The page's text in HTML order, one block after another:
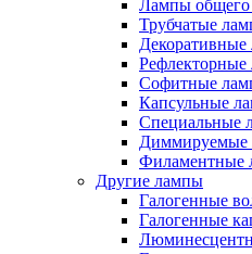
Лампы общего
Трубчатые
Софитные
Капсульные
Специальные
Диммируемые
Филаментные
Другие лампы
Галогенные
Галогенные